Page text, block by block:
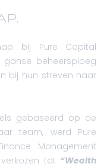
bij Pure Capital
beheersploeg
bij hun streven naar
gebaseerd op de
team, werd Pure
Management
tot “Wealth